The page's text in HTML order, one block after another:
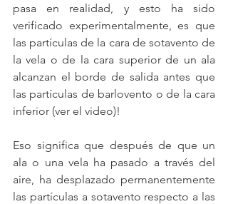
pasa en realidad, y esto ha sido
verificado experimentalmente, es que
las partículas de la cara de sotavento de
la vela o de la cara superior de un ala
alcanzan el borde de salida antes que
las partículas de barlovento o de la cara
inferior (ver el video)!
Eso significa que después de que un
ala o una vela ha pasado a través del
aire, ha desplazado permanentemente
las partículas a sotavento respecto a las